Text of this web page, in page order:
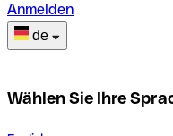
Anmelden
de
Wählen Sie Ihre